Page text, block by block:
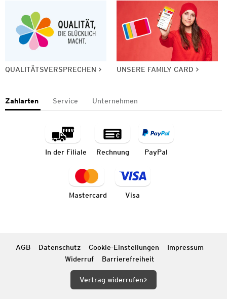
QUALITÄTSVERSPRECHEN UNSERE FAMILY CARD
Zahlarten Service Unternehmen
In der Filiale Rechnung PayPal
Mastercard Visa
AGB Datenschutz Cookie-Einstellungen
Impressum
Widerruf
Barrierefreiheit
Vertrag widerrufen